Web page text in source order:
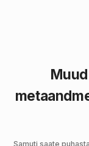
Samuti saate